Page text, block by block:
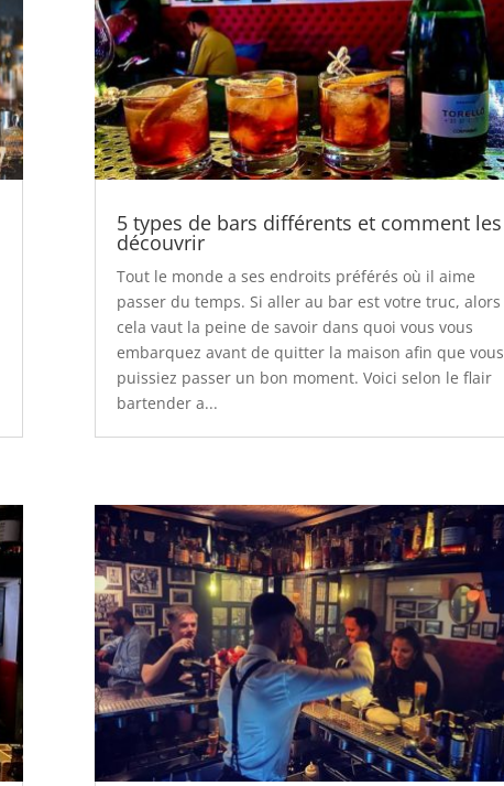
5 types de bars différents et comment les
découvrir
Tout le monde a ses endroits préférés où il aime
passer du temps. Si aller au bar est votre truc, alors
cela vaut la peine de savoir dans quoi vous vous
embarquez avant de quitter la maison afin que vous
puissiez passer un bon moment. Voici selon le flair
bartender a...